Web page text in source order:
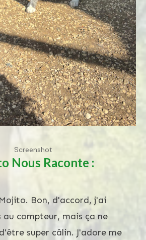
Screenshot
Nous Raconte :
Bon, d'accord, j'ai
au compteur, mais ça ne
super câlin. J'adore me